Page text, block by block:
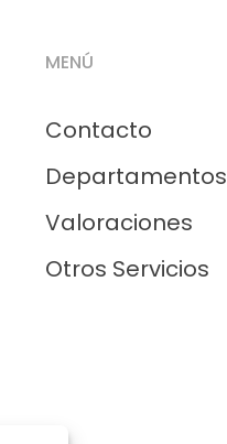
MENÚ
Contacto
Departamentos
Valoraciones
Otros Servicios